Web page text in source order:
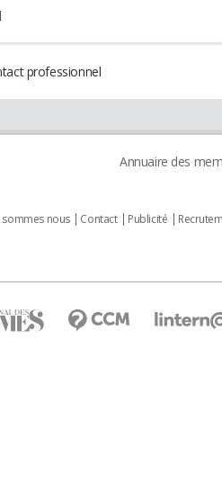
professionnel
Annuaire des
sommes nous Contact Publicité